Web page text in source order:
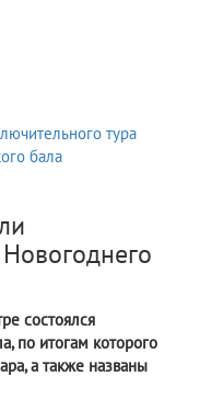
состоялся
по итогам которого
а также названы